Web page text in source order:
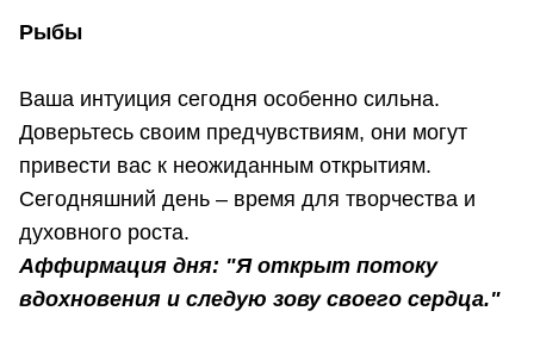
Рыбы
Ваша интуиция сегодня особенно сильна.
Доверьтесь своим предчувствиям, они могут
привести вас к неожиданным открытиям.
Сегодняшний день – время для творчества и
духовного роста.
Аффирмация дня: "Я открыт потоку
вдохновения и следую зову своего сердца."